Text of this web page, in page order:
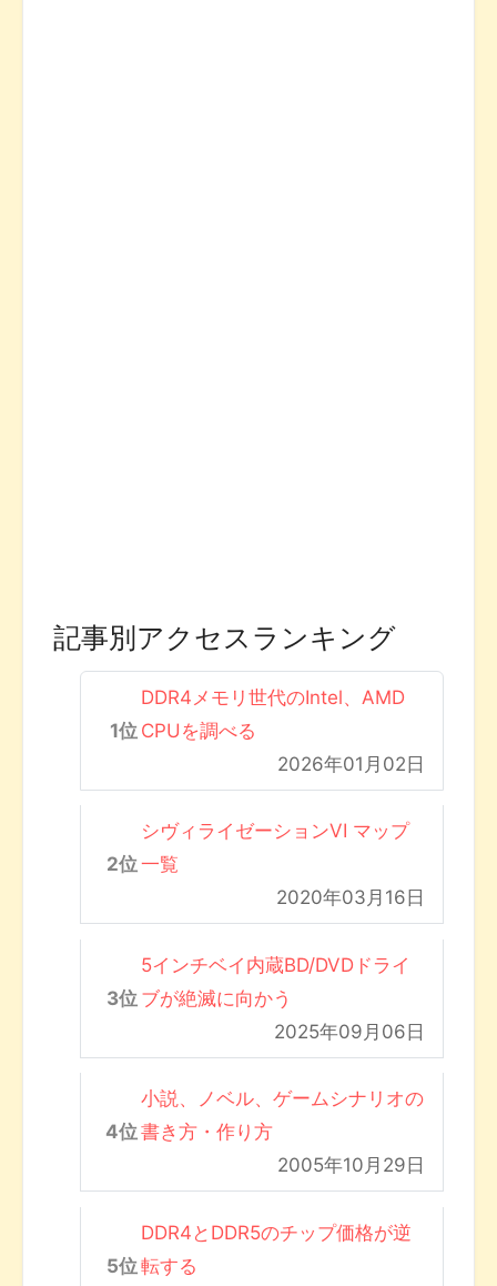
記事別アクセスランキング
DDR4メモリ世代のIntel、AMD
CPUを調べる
2026年01月02日
シヴィライゼーションVI マップ
一覧
2020年03月16日
5インチベイ内蔵BD/DVDドライ
ブが絶滅に向かう
2025年09月06日
小説、ノベル、ゲームシナリオの
書き方・作り方
2005年10月29日
DDR4とDDR5のチップ価格が逆
転する